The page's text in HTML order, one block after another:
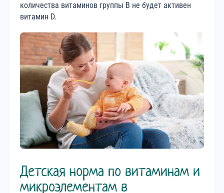
количества витаминов группы В не будет активен
витамин D.
Детская норма по витаминам и
микроэлементам в